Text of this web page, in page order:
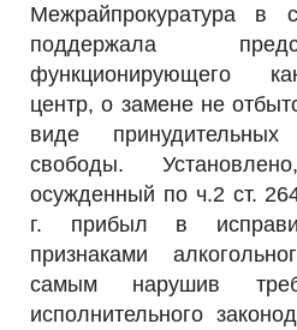
РЕКЛАМОДАТЕЛЯМ
ОБЪЯВЛЕНИЯ
КОНТАКТЫ
Межрайпрокуратура в
поддержала
функционирующего
центр, о замене не
виде
свободы.
осужденный по ч.2 ст.
г. прибыл в
признаками
самым нарушив
исполнительного